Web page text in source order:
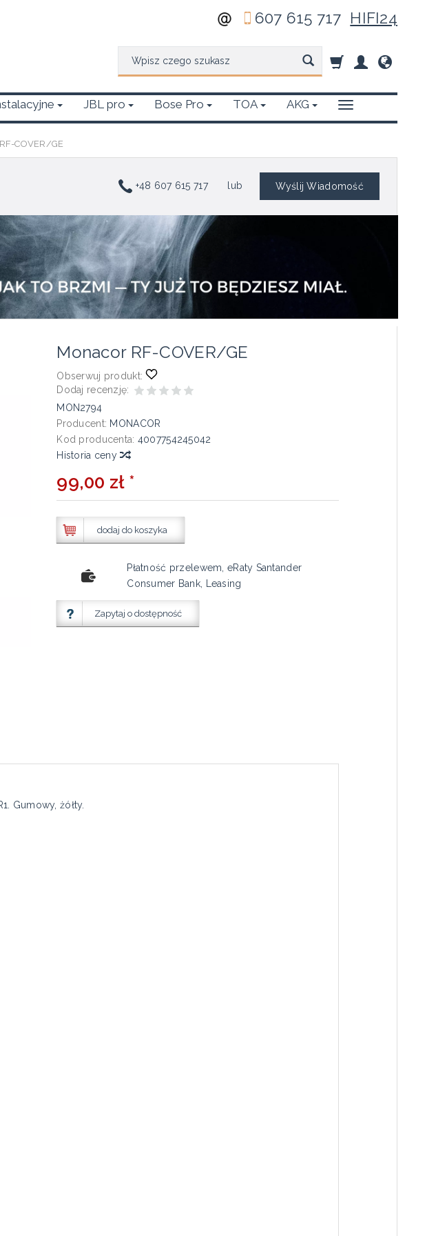
607 615 717 HIFI24
JBL pro Bose Pro TOA AKG
COVER/GE
+48 607 615 717 lub Wyślij Wiadomość
Monacor RF-COVER/GE
Obserwuj produkt:
Dodaj recenzję:
MON2794
Producent: MONACOR
Kod producenta: 4007754245042
Historia ceny
99,00 zł *
dodaj do koszyka
Płatność przelewem, eRaty Santander
Consumer Bank, Leasing
Zapytaj o dostępność
Gumowy, żółty.